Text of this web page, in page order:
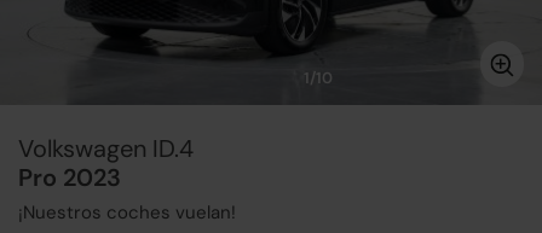
1/10
Volkswagen ID.4
Pro 2023
¡Nuestros coches vuelan!